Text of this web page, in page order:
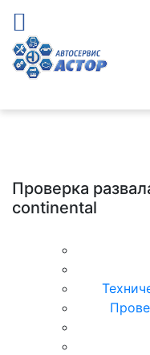
Проверка
continental